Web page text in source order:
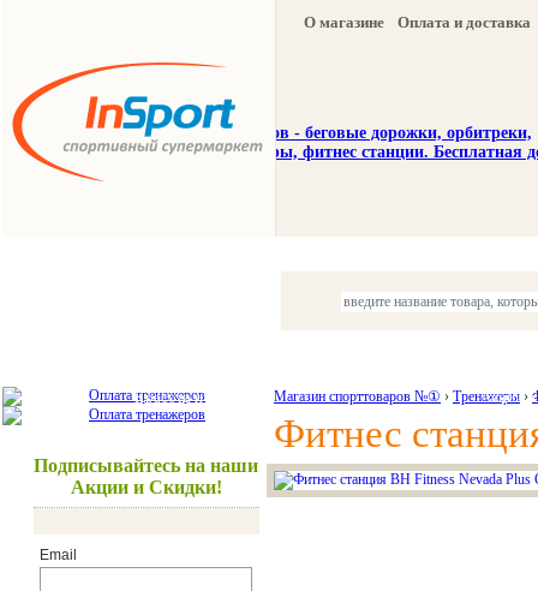
О магазине Оплата и доставка
Красота и здоровье Акции и
Подписывайтесь на наши
Акции и Скидки!
Email
Магазин спорттоваров №① › Тренажеры ›
Фитнес